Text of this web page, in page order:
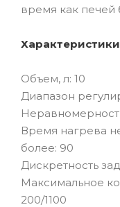
время как печей
Объем, л: 10
Диапазон
Время нагрева
более: 90
Дискретность
Максимальное
200/1100